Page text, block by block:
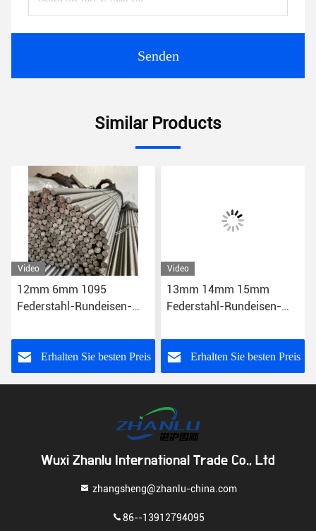
Senden
Similar Products
Video
12mm 6mm 1095
Federstahl-Rundeisen-
SAE6150
Erhalten Sie besten Preis
Video
13mm 14mm 15mm
Federstahl-Rundeisen-
1200mm
Erhalten Sie besten Preis
Wuxi Zhanlu International Trade Co., Ltd
zhangsheng@zhanlu-china.com
86--13912794095